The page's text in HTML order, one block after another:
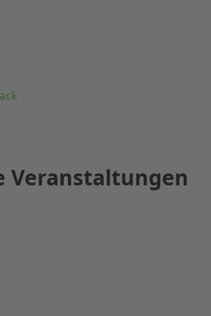
Veranstaltungen